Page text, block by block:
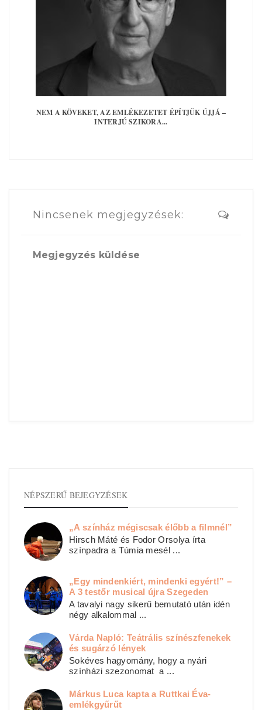
NEM A KÖVEKET, AZ EMLÉKEZETET ÉPÍTJÜK ÚJJÁ –
INTERJÚ SZIKORA...
Nincsenek megjegyzések:
Megjegyzés küldése
NÉPSZERŰ BEJEGYZÉSEK
„A színház mégiscsak élőbb a filmnél”
Hirsch Máté és Fodor Orsolya írta
színpadra a Túmia mesél ...
„Egy mindenkiért, mindenki egyért!” –
A 3 testőr musical újra Szegeden
A tavalyi nagy sikerű bemutató után idén
négy alkalommal ...
Várda Napló: Teátrális színészfenekek
és sugárzó lények
Sokéves hagyomány, hogy a nyári
színházi szezonomat a ...
Márkus Luca kapta a Ruttkai Éva-
emlékgyűrűt